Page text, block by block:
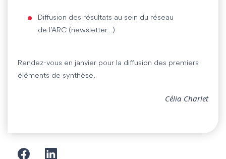
Diffusion des résultats au sein du réseau
de l’ARC (newsletter…)
Rendez-vous en janvier pour la diffusion des premiers
éléments de synthèse.
Célia Charlet